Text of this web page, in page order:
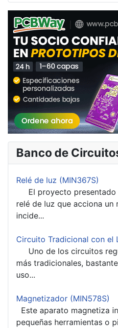
Banco de
Relé de luz (MIN367S)
El proyecto presentado
relé de luz que acciona un
incide...
Circuito Tradicional con el
Uno de los circuitos
más tradicionales,
uso...
Magnetizador (MIN578S)
Este aparato magnetiza
pequeñas herramientas o